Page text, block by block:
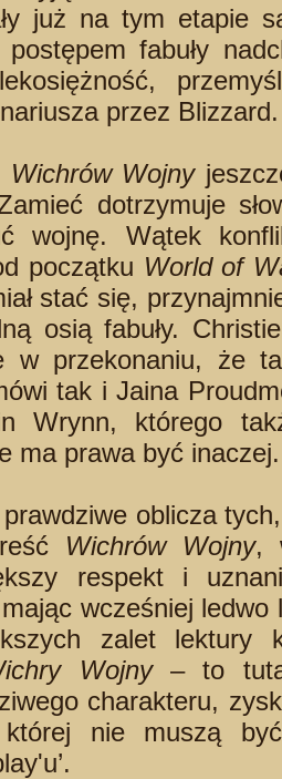
już na tym etapie
fabuły
przez Blizzard.
Wichrów Wojny
dotrzymuje
wojnę. Wątek
początku World of
stać się,
osią fabuły.
w przekonaniu, że
tak i Jaina
Wrynn, którego
ma prawa być inaczej.
oblicza
Wichrów Wojny,
respekt i
mając wcześniej
zalet
Wojny– to
charakteru,
której nie muszą